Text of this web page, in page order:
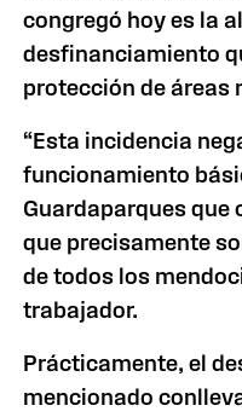
congregó hoy es la
desfinanciamiento
protección de áreas
“Esta incidencia
funcionamiento
Guardaparques
que precisamente
de todos los
trabajador.
Prácticamente, el
mencionado